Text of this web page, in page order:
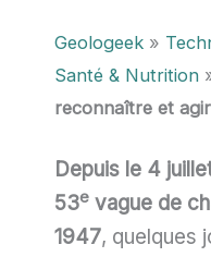
Geologeek »
Santé & Nutrition
reconnaître et agir
Depuis le 4
53e vague de
1947, quelques